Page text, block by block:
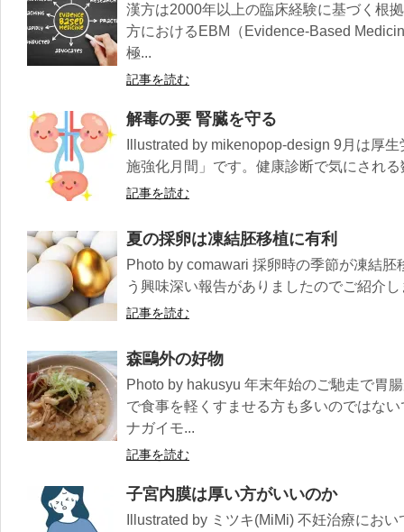
漢方は2000年以上の臨床経験に基づく根
方におけるEBM（Evidence-Based
極...
記事を読む
解毒の要 腎臓を守る
Illustrated by mikenopop-design 9月は厚
施強化月間」です。健康診断で気にされ
記事を読む
夏の採卵は凍結胚移植に有利
Photo by comawari 採卵時の季節が凍結
う興味深い報告がありましたのでご紹介
記事を読む
森鷗外の好物
Photo by hakusyu 年末年始のご馳走で胃
で食事を軽くすませる方も多いのではな
ナガイモ...
記事を読む
子宮内膜は厚い方がいいのか
Illustrated by ミツキ(MiMi) 不妊治療にお